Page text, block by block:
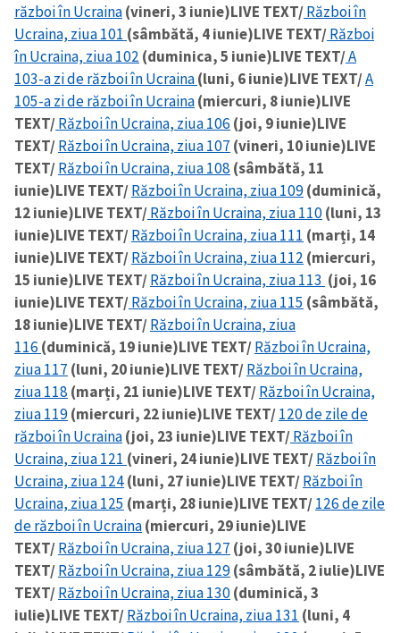
război în Ucraina(vineri, 3 iunie)LIVE TEXT/Război în
Ucraina, ziua 101 (sâmbătă, 4 iunie)LIVE TEXT/Război
în Ucraina, ziua 102 (duminica, 5 iunie)LIVE TEXT/A
103-a zi de război în Ucraina(luni, 6 iunie)LIVE TEXT/A
105-a zi de război în Ucraina(miercuri, 8 iunie)LIVE
TEXT/Război în Ucraina, ziua 106 (joi, 9 iunie)LIVE
TEXT/Război în Ucraina, ziua 107 (vineri, 10 iunie)LIVE
TEXT/Război în Ucraina, ziua 108 (sâmbătă, 11
iunie)LIVE TEXT/Război în Ucraina, ziua 109(duminică,
12 iunie)LIVE TEXT/Război în Ucraina, ziua 110(luni, 13
iunie)LIVE TEXT/Război în Ucraina, ziua 111 (marți, 14
iunie)LIVE TEXT/Război în Ucraina, ziua 112 (miercuri,
15 iunie)LIVE TEXT/Război în Ucraina, ziua 113 (joi, 16
iunie)LIVE TEXT/Război în Ucraina, ziua 115 (sâmbătă,
18 iunie)LIVE TEXT/Război în Ucraina, ziua
116 (duminică, 19 iunie)LIVE TEXT/Război în Ucraina,
ziua 117 (luni, 20 iunie)LIVE TEXT/Război în Ucraina,
ziua 118 (marți, 21 iunie)LIVE TEXT/Război în Ucraina,
ziua 119(miercuri, 22 iunie)LIVE TEXT/120 de zile de
război în Ucraina(joi, 23 iunie)LIVE TEXT/Război în
Ucraina, ziua 121 (vineri, 24 iunie)LIVE TEXT/Război în
Ucraina, ziua 124(luni, 27 iunie)LIVE TEXT/Război în
Ucraina, ziua 125 (marți, 28 iunie)LIVE TEXT/126 de zile
de război în Ucraina(miercuri, 29 iunie)LIVE
TEXT/Război în Ucraina, ziua 127 (joi, 30 iunie)LIVE
TEXT/Război în Ucraina, ziua 129(sâmbătă, 2 iulie)LIVE
TEXT/Război în Ucraina, ziua 130(duminică, 3
iulie)LIVE TEXT/Război în Ucraina, ziua 131 (luni, 4